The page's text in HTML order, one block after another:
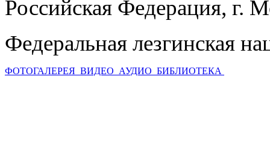
Российская Федерация, г.
Федеральная лезгинская
ФОТОГАЛЕРЕЯ ВИДЕО АУДИО БИБЛИОТЕКА